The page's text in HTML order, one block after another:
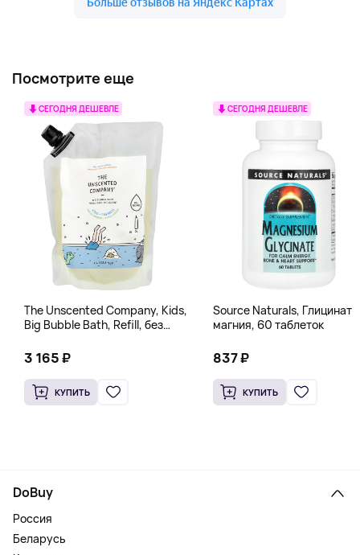
Посмотрите еще
СЕГОДНЯ ДЕШЕВЛЕ
The Unscented Company, Kids,
Big Bubble Bath, Refill, без
Унции)
3 165 ₽
КУПИТЬ
СЕГОДНЯ ДЕШЕВЛЕ
Source Naturals, Глицинат
магния, 60 таблеток
837 ₽
КУПИТЬ
DoBuy
Россия
Беларусь